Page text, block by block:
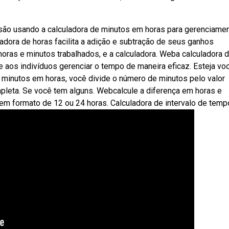
usando a calculadora de minutos em horas para
de horas facilita a adição e subtração de seus ganhos
e minutos trabalhados, e a calculadora. Weba calculadora
indivíduos gerenciar o tempo de maneira eficaz. Esteja
em horas, você divide o número de minutos pelo valor
Se você tem alguns. Webcalcule a diferença em horas e
formato de 12 ou 24 horas. Calculadora de intervalo de